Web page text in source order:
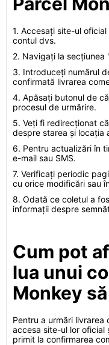
1. Accesați site-ul
contul dvs.
2. Navigați la secțiunea
3. Introduceți numărul
confirmată livrarea
4. Apăsați butonul de
procesul de urmărire.
5. Veți fi redirecționat
despre starea și locația
6. Pentru actualizări în
e-mail sau SMS.
7. Verificați periodic
cu orice modificări sau
8. Odată ce coletul a
informații despre
Cum pot
lua unui
Monkey
Pentru a urmări
accesa site-ul lor oficial
primit la confirmarea